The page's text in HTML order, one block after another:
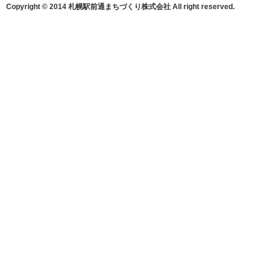
Copyright © 2014 札幌駅前通まちづくり株式会社 All right reserved.